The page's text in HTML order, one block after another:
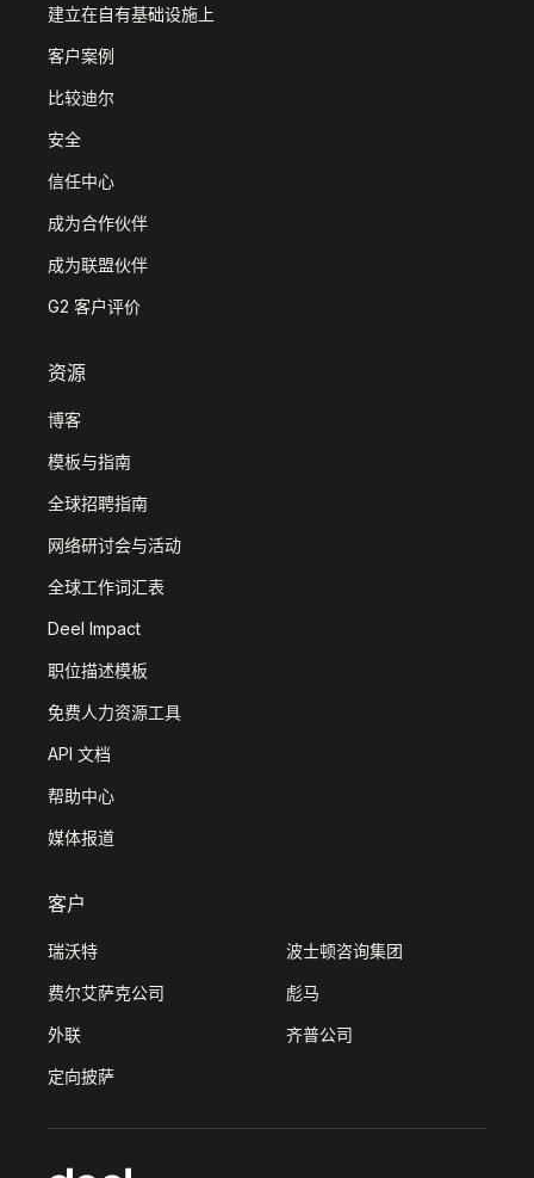
建立在自有基础设施上
客户案例
比较迪尔
安全
信任中心
成为合作伙伴
成为联盟伙伴
G2 客户评价
资源
博客
模板与指南
全球招聘指南
网络研讨会与活动
全球工作词汇表
Deel Impact
职位描述模板
免费人力资源工具
API 文档
帮助中心
媒体报道
客户
瑞沃特 波士顿咨询集团
费尔艾萨克公司 彪马
外联 齐普公司
定向披萨